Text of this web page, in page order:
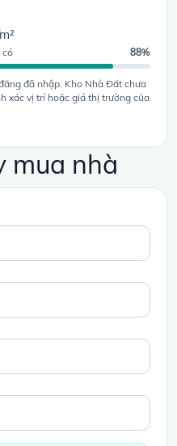
có 88%
đã nhập. Kho Nhà Đất chưa
xác vị trí hoặc giá thị trường của
mua nhà